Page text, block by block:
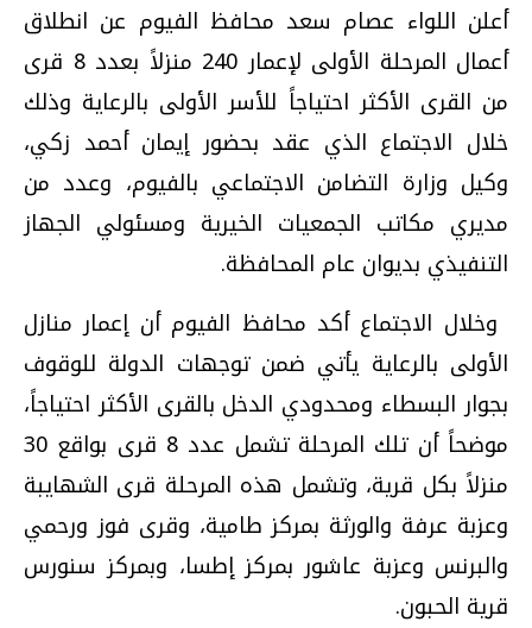
أعلن اللواء عصام سعد محافظ الفيوم عن انطلاق
أعمال المرحلة الأولى لإعمار 240 منزلاً بعدد 8 قرى
من القرى الأكثر احتياجاً للأسر الأولى بالرعاية وذلك
خلال الاجتماع الذي عقد بحضور إيمان أحمد زكي،
وكيل وزارة التضامن الاجتماعي بالفيوم، وعدد من
مديري مكاتب الجمعيات الخيرية ومسئولي الجهاز
التنفيذي بديوان عام المحافظة.
وخلال الاجتماع أكد محافظ الفيوم أن إعمار منازل
الأولى بالرعاية يأتي ضمن توجهات الدولة للوقوف
بجوار البسطاء ومحدودي الدخل بالقرى الأكثر احتياجاً،
موضحاً أن تلك المرحلة تشمل عدد 8 قرى بواقع 30
منزلاً بكل قرية، وتشمل هذه المرحلة قرى الشهايبة
وعزبة عرفة والورثة بمركز طامية، وقرى فوز ورحمي
والبرنس وعزبة عاشور بمركز إطسا، وبمركز سنورس
قرية الحبون.